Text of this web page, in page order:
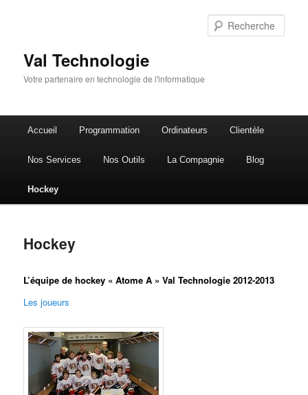
Val Technologie
Votre partenaire en technologie de l'informatique
principal Aller
au
contenu
Accueil Programmation Ordinateurs Clientèle
Nos Services Nos Outils La Compagnie Blog
Hockey
Hockey
L’équipe de hockey « Atome A » Val Technologie 2012-2013
Les joueurs